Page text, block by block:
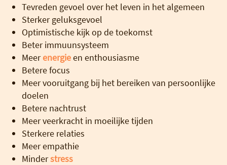
Tevreden gevoel over het leven in het algemeen
Sterker geluksgevoel
Optimistische kijk op de toekomst
Beter immuunsysteem
Meerenergieen enthousiasme
Betere focus
Meer vooruitgang bij het bereiken van persoonlijke
doelen
Betere nachtrust
Meer veerkracht in moeilijke tijden
Sterkere relaties
Meer empathie
Minderstress